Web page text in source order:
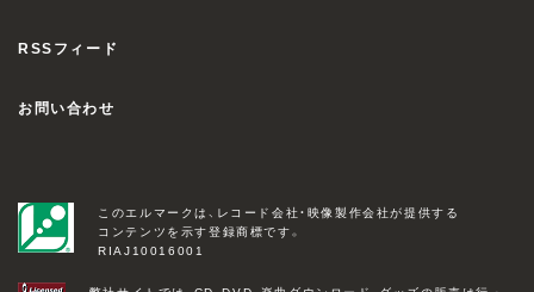
RSSフィード
お問い合わせ
このエルマークは、レコード会社・映像製作会社が提供する
コンテンツを示す登録商標です。
RIAJ10016001